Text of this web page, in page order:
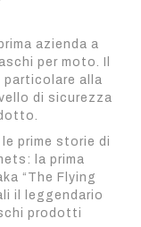
azienda a
per moto. Il
particolare alla
di sicurezza
prime storie di
la prima
“The Flying
il leggendario
prodotti